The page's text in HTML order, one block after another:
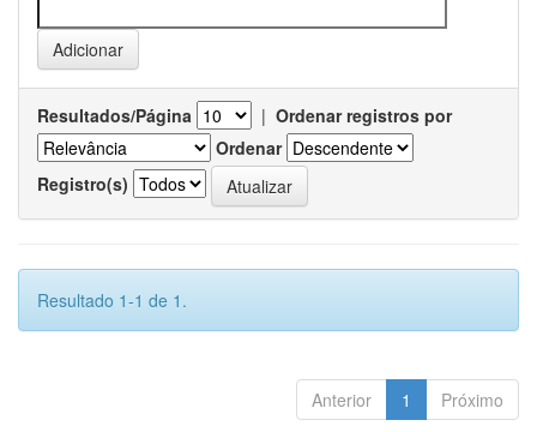
Resultados/Página | Ordenar registros por
Ordenar
Registro(s)
Resultado 1-1 de 1.
Anterior 1 Próximo